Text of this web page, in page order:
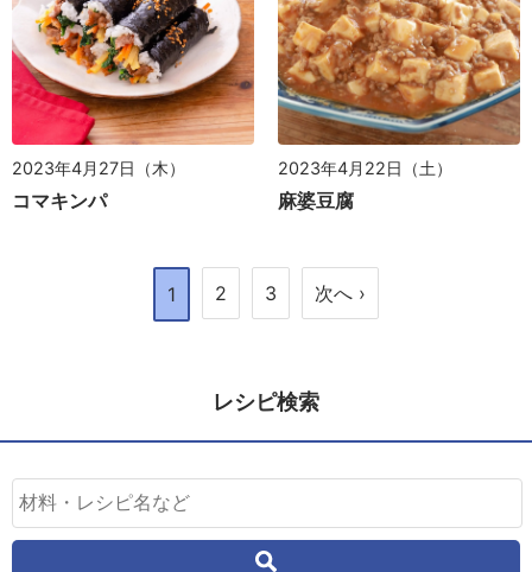
2023年4月27日（木）
コマキンパ
2023年4月22日（土）
麻婆豆腐
1 2 3 次へ ›
レシピ検索